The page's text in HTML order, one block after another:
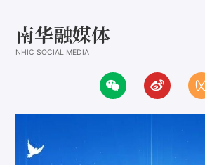
南华融媒体
NHIC SOCIAL MEDIA